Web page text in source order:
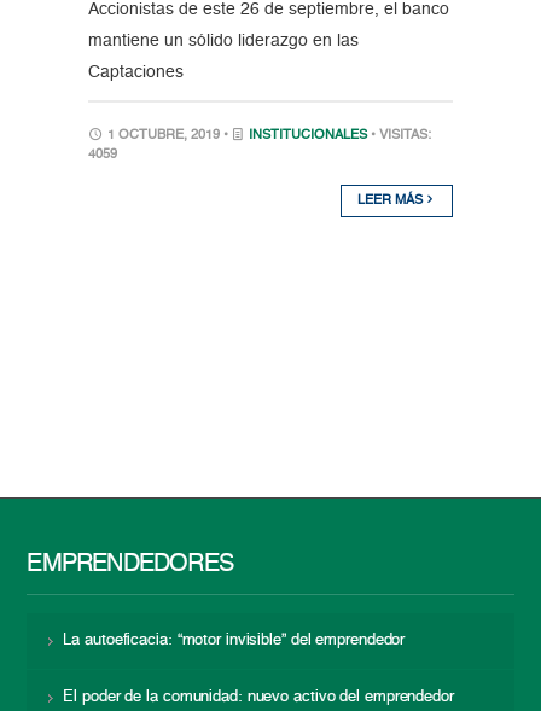
Accionistas de este 26 de septiembre, el banco
mantiene un sólido liderazgo en las
Captaciones
1 OCTUBRE, 2019 • INSTITUCIONALES • VISITAS:
4059
LEER MÁS
EMPRENDEDORES
La autoeficacia: “motor invisible” del emprendedor
El poder de la comunidad: nuevo activo del emprendedor